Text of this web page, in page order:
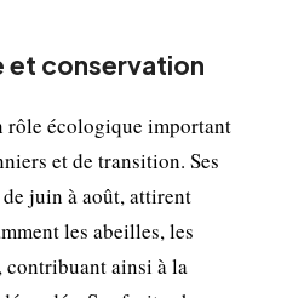
et conservation
rôle écologique important
et de transition. Ses
juin à août, attirent
les abeilles, les
contribuant ainsi à la